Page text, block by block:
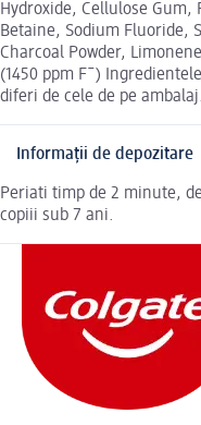
Hydroxide, Cellulose Gum,
Betaine, Sodium Fluoride,
Charcoal Powder,
(1450 ppm F¯)
diferi de cele de pe ambalaj.
Informații de depozitare
Periati timp de 2 minute,
copiii sub 7 ani.